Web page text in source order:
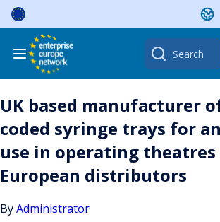
Skip
content
Search
for:
UK based manufacturer
coded syringe trays for
use in operating theatres
European distributors
ByAdministrator